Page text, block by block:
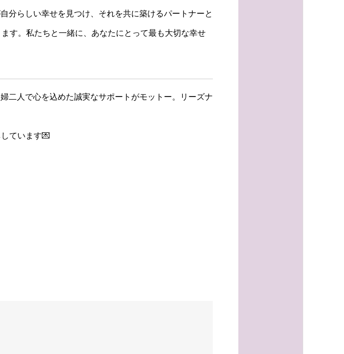
分らしい幸せを見つけ、それを共に築けるパートナーと
す。私たちと一緒に、あなたにとって最も大切な幸せ
二人で心を込めた誠実なサポートがモットー。リーズナ
ています💌